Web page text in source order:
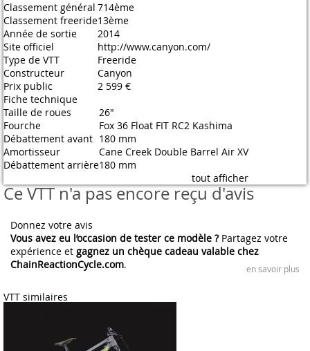
Classement général 714ème
Classement freeride13ème
Année de sortie
2014
Site officiel
http://www.canyon.com/
Type de VTT
Freeride
Constructeur
Canyon
Prix public
2 599 €
Fiche technique
Taille de roues
26"
Fourche
Fox 36 Float FIT RC2 Kashima
Débattement avant 180 mm
Amortisseur
Cane Creek Double Barrel Air XV
Débattement arrière180 mm
tout afficher
Ce VTT n'a pas encore reçu d'avis
Donnez votre avis
Vous avez eu l’occasion de tester ce modèle ?Partagez votre
expérience et gagnez un chèque cadeau valable chez
ChainReactionCycle.com. en savoir plus
VTT similaires